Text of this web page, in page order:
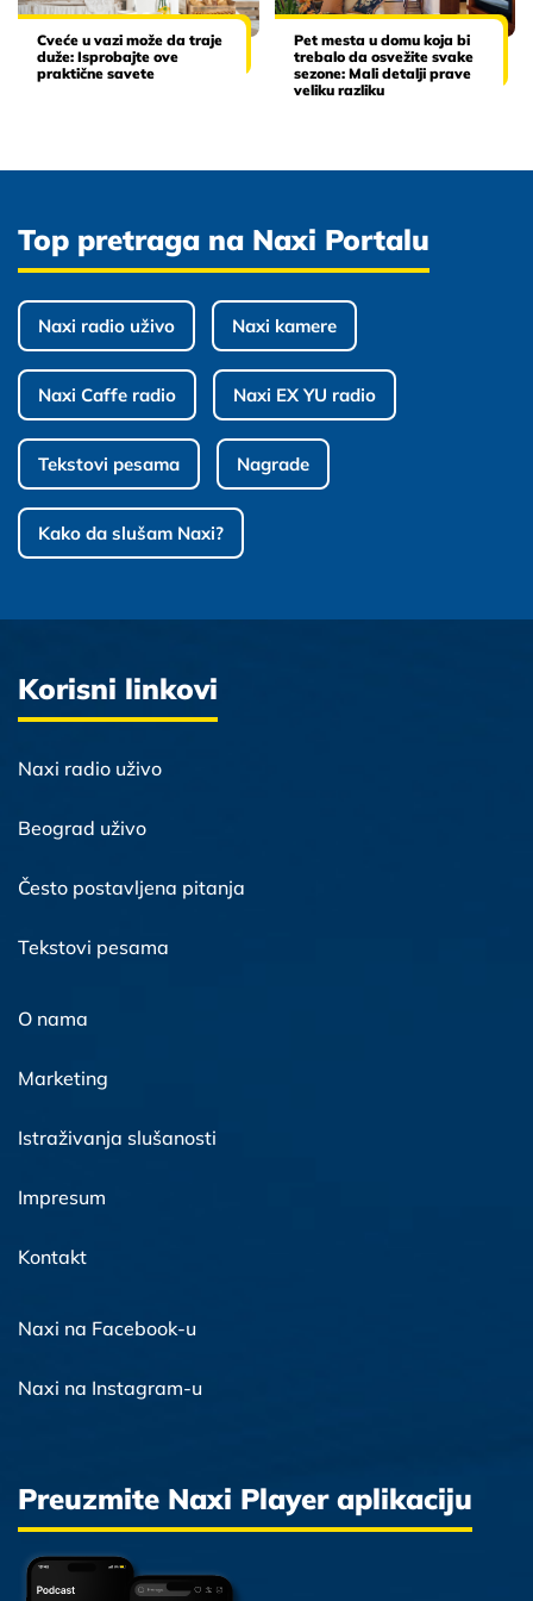
Cveće u vazi može da traje
duže: Isprobajte ove
praktične savete
Pet mesta u domu koja bi
trebalo da osvežite svake
sezone: Mali detalji prave
veliku razliku
Top pretraga na Naxi Portalu
Naxi radio uživo Naxi kamere
Naxi Caffe radio Naxi EX YU radio
Tekstovi pesama Nagrade
Kako da slušam Naxi?
Korisni linkovi
Naxi radio uživo
Beograd uživo
Često postavljena pitanja
Tekstovi pesama
O nama
Marketing
Istraživanja slušanosti
Impresum
Kontakt
Naxi na Facebook-u
Naxi na Instagram-u
Preuzmite Naxi Player aplikaciju